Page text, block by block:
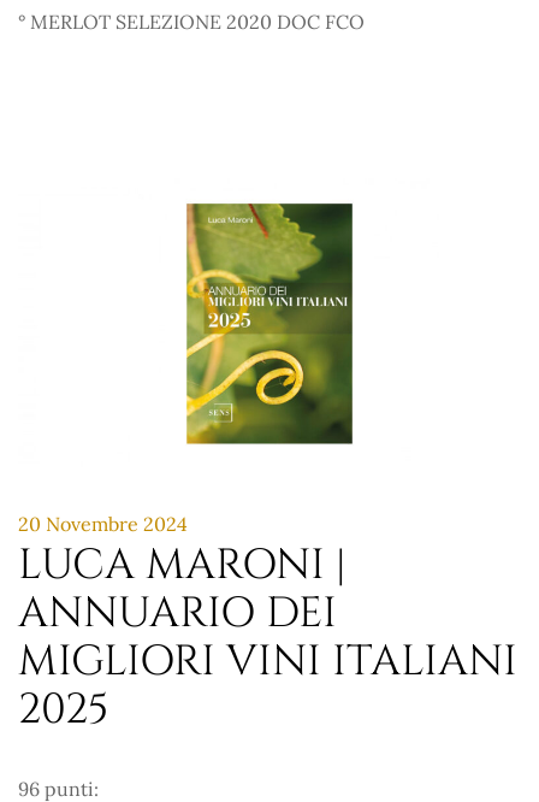
° MERLOT SELEZIONE 2020 DOC FCO
20 Novembre 2024
LUCA MARONI |
ANNUARIO DEI
MIGLIORI VINI ITALIANI
2025
96 punti: